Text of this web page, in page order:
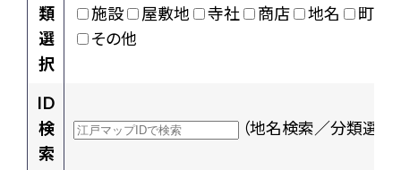
類
選
択
施設 屋敷地 寺社 商店 地名
町村
その他
ID
検
索
（地名検索／分類選択